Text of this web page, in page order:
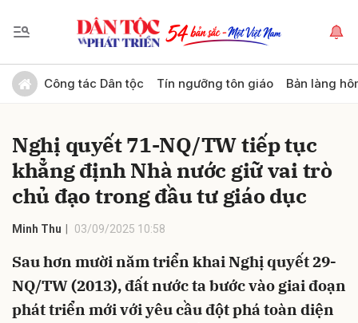
Công tác Dân tộc Tín ngưỡng tôn giáo Bản làng
Nghị quyết 71-NQ/TW tiếp tục
khẳng định Nhà nước giữ vai trò
chủ đạo trong đầu tư giáo dục
Minh Thu 03/09/2025 10:58
Sau hơn mười năm triển khai Nghị quyết 29-
NQ/TW (2013), đất nước ta bước vào giai đoạn
phát triển mới với yêu cầu đột phá toàn diện
Gửi bình luận